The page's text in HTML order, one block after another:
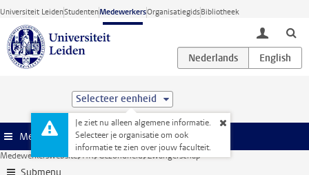
Ga direct naar de inhoud
Universiteit LeidenStudentenMedewerkersOrganisatiegidsBibliotheek
toggle
Selecteer eenheid
Je ziet nu alleen algemene informatie.
Selecteer je organisatie om ook
informatie te zien over jouw faculteit.
Menu
Medewerkerswebsite HR Gezondheid Zwangerschap